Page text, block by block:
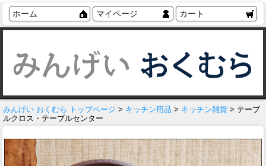
ホーム マイページ カート
みんげい おくむら トップページ > キッチン用品 > キッチン雑貨 > テーブ
ルクロス・テーブルセンター